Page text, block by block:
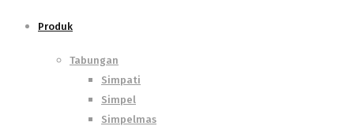
Produk
Tabungan
Simpati
Simpel
Simpelmas